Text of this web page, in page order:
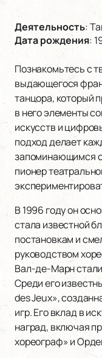
Деятельность:
Дата рождения:
Познакомьтесь с
выдающегося
танцора, который
в него элементы
искусств и
подход делает
запоминающимся
пионер
В 1996 году он
стала известной
постановкам и
руководством
Вал-де-Марн
Среди его
des Jeux»,
игр. Его вклад в
наград, включая
хореограф» и